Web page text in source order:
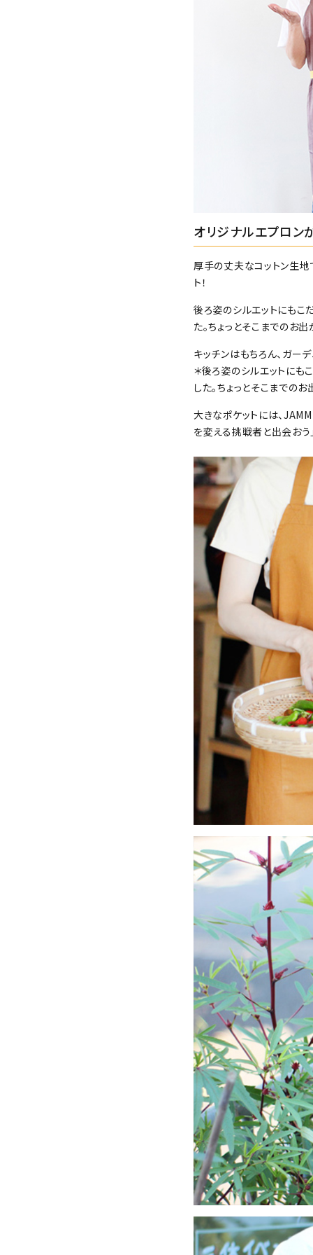
オリジナルエプロン
厚手の丈夫なコットン生地
ト！
後ろ姿のシルエットにもこ
た。ちょっとそこまでのお
キッチンはもちろん、ガー
＊後ろ姿のシルエットにも
した。ちょっとそこまでの
大きなポケットには、
を変える挑戦者と出会おう